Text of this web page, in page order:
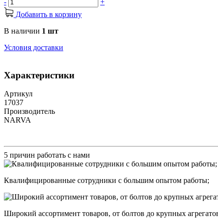
Добавить в корзину
В наличии 1 шт
Условия доставки
Характеристики
Артикул
17037
Производитель
NARVA
5 причин работать с нами
Квалифицированные сотрудники с большим опытом работы;
Широкий ассортимент товаров, от болтов до крупных